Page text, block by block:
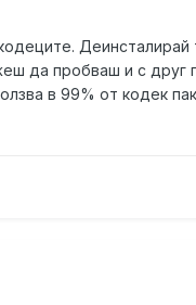
Деинсталирай
да пробваш и с друг
в 99% от кодек